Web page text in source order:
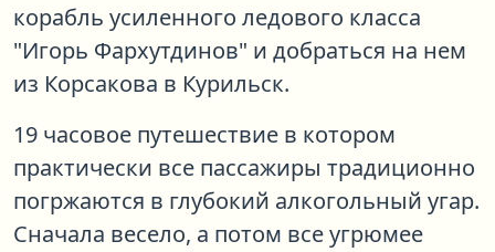
корабль усиленного ледового класса
"Игорь Фархутдинов" и добраться на нем
из Корсакова в Курильск.
19 часовое путешествие в котором
практически все пассажиры традиционно
погржаются в глубокий алкогольный угар.
Сначала весело, а потом все угрюмее